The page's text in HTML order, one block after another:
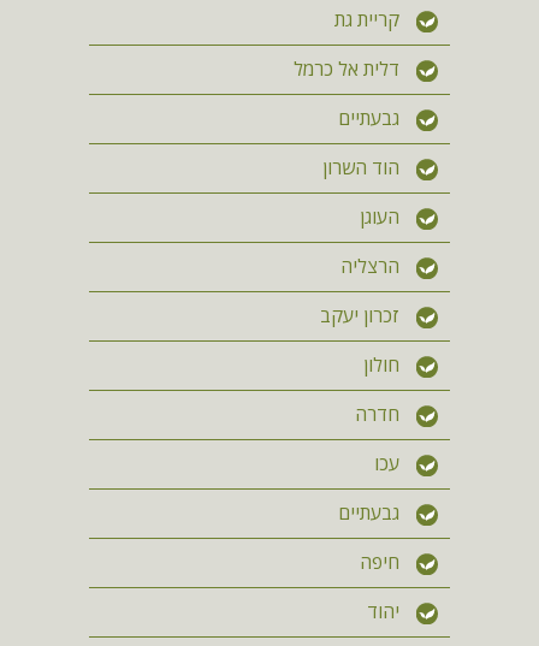
קריית גת
דלית אל כרמל
גבעתיים
הוד השרון
העוגן
הרצליה
זכרון יעקב
חולון
חדרה
עכו
גבעתיים
חיפה
יהוד